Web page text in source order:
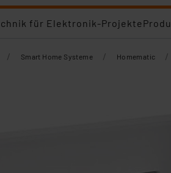
für Elektronik-Projekte
/ Smart Home Systeme / Homematic /